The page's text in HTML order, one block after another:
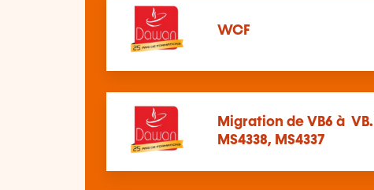
WCF
Migration de VB6 à
MS4338, MS4337